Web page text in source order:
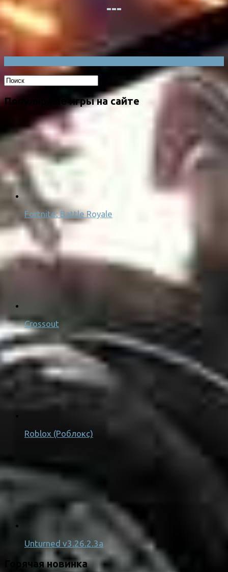
Популярные игры на сайте
Fortnite: Battle Royale
Crossout
Roblox (Роблокс)
Unturned v3.26.2.3a
Горячая новинка